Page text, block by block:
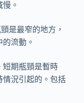
。
是最窄的地方，
流動。
短期瓶頸是暫時
情況引起的。包括